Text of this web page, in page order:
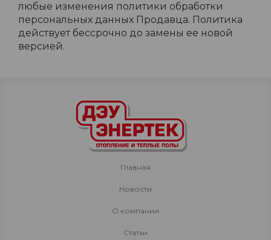
любые изменения политики обработки
персональных данных Продавца. Политика
действует бессрочно до замены ее новой
версией.
Главная
Новости
О компании
Статьи